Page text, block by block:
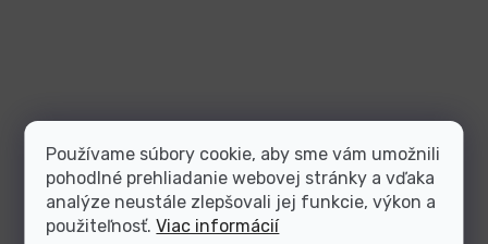
Používame súbory cookie, aby sme vám umožnili
pohodlné prehliadanie webovej stránky a vďaka
analýze neustále zlepšovali jej funkcie, výkon a
použiteľnosť.Viac informácií